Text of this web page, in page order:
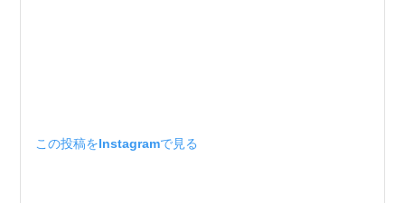
この投稿をInstagramで見る